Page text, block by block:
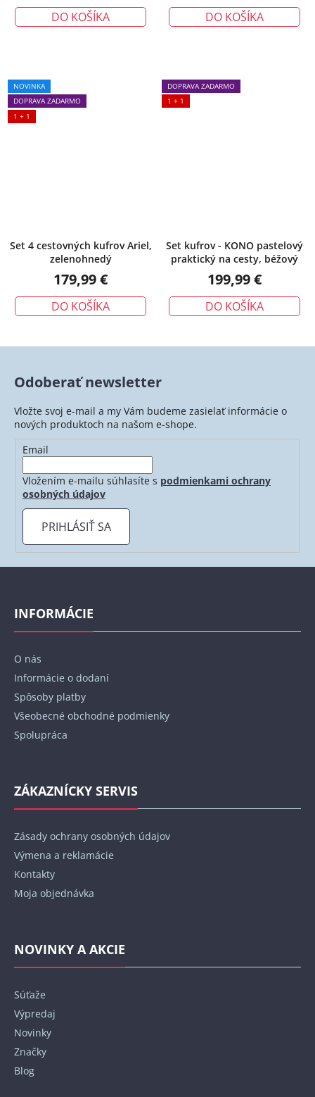
DO KOŠÍKA DO KOŠÍKA
NOVINKA
DOPRAVA ZADARMO
1 + 1
Set 4 cestovných kufrov Ariel,
zelenohnedý
179,99 €
DO KOŠÍKA
DOPRAVA ZADARMO
1 + 1
Set kufrov - KONO pastelový
praktický na cesty, béžový
199,99 €
DO KOŠÍKA
Odoberať newsletter
Vložte svoj e-mail a my Vám budeme zasielať informácie o
nových produktoch na našom e-shope.
Email
Vložením e-mailu súhlasíte s podmienkami ochrany
osobných údajov
PRIHLÁSIŤ SA
INFORMÁCIE
O nás
Informácie o dodaní
Spôsoby platby
Všeobecné obchodné podmienky
Spolupráca
ZÁKAZNÍCKY SERVIS
Zásady ochrany osobných údajov
Výmena a reklamácie
Kontakty
Moja objednávka
NOVINKY A AKCIE
Súťaže
Výpredaj
Novinky
Značky
Blog